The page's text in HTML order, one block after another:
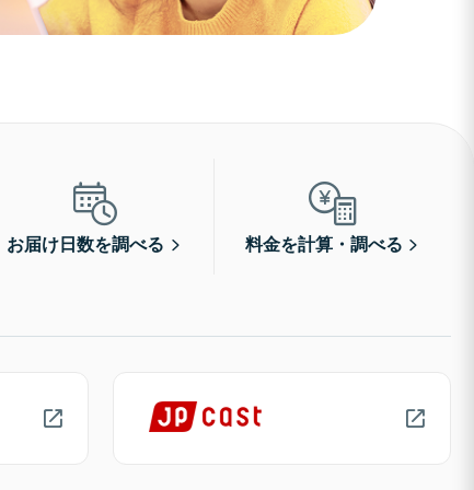
お届け日数を調べる 料金を計算・調べる